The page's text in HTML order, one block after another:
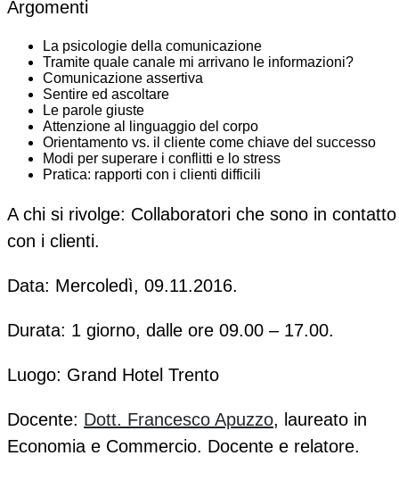
Argomenti
La psicologie della comunicazione
Tramite quale canale mi arrivano le informazioni?
Comunicazione assertiva
Sentire ed ascoltare
Le parole giuste
Attenzione al linguaggio del corpo
Orientamento vs. il cliente come chiave del successo
Modi per superare i conflitti e lo stress
Pratica: rapporti con i clienti difficili
A chi si rivolge: Collaboratori che sono in contatto
con i clienti.
Data: Mercoledì, 09.11.2016.
Durata: 1 giorno, dalle ore 09.00 – 17.00.
Luogo: Grand Hotel Trento
Docente: Dott. Francesco Apuzzo, laureato in
Economia e Commercio. Docente e relatore.